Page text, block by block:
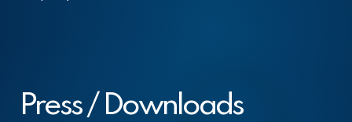
Press / Downloads